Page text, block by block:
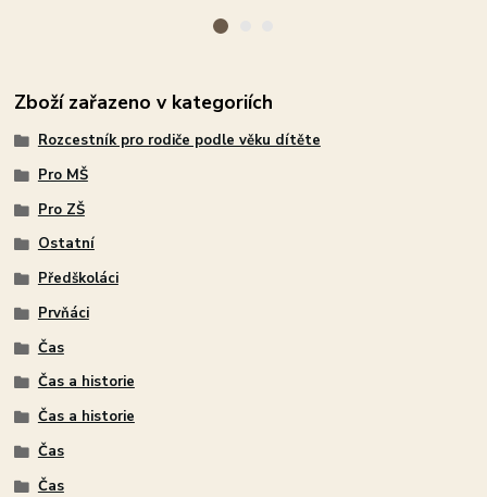
Zboží zařazeno v kategoriích
Rozcestník pro rodiče podle věku dítěte
Pro MŠ
Pro ZŠ
Ostatní
Předškoláci
Prvňáci
Čas
Čas a historie
Čas a historie
Čas
Čas